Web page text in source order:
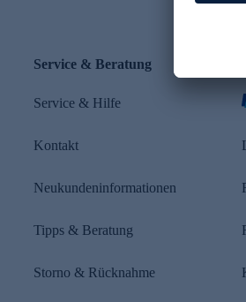
Service & Beratung
Service & Hilfe
Kontakt
Neukundeninformationen
Tipps & Beratung
Storno & Rücknahme